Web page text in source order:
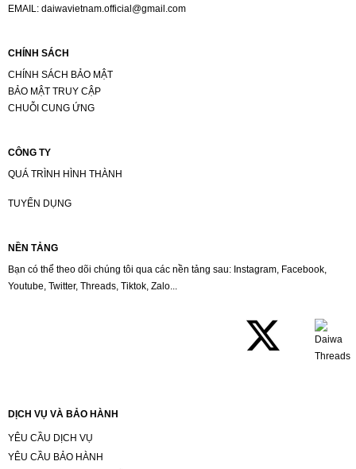
EMAIL: daiwavietnam.official@gmail.com
CHÍNH SÁCH
CHÍNH SÁCH BẢO MẬT
BẢO MẬT TRUY CẬP
CHUỖI CUNG ỨNG
CÔNG TY
QUÁ TRÌNH HÌNH THÀNH
TUYỂN DỤNG
NỀN TẢNG
Bạn có thể theo dõi chúng tôi qua các nền tảng sau: Instagram, Facebook,
Youtube, Twitter, Threads, Tiktok, Zalo...
DỊCH VỤ VÀ BẢO HÀNH
YÊU CẦU DỊCH VỤ
YÊU CẦU BẢO HÀNH